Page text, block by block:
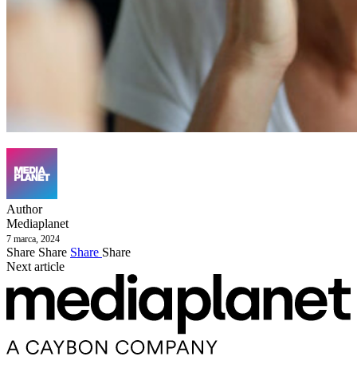
Author
Mediaplanet
7 marca, 2024
Share Share Share Share
Next article